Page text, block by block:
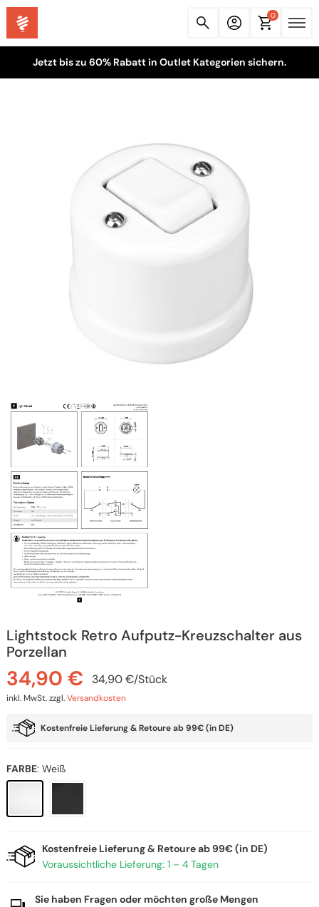
0
Jetzt bis zu 60% Rabatt in Outlet Kategorien sichern.
Lightstock Retro Aufputz-Kreuzschalter aus
Porzellan
34,90 € 34,90€/Stück
inkl. MwSt.zzgl.Versandkosten
Kostenfreie Lieferung & Retoure ab 99€ (in DE)
FARBE: Weiß
Kostenfreie Lieferung & Retoure ab 99€ (in DE)
Voraussichtliche Lieferung: 1 – 4 Tagen
Sie haben Fragen oder möchten große Mengen